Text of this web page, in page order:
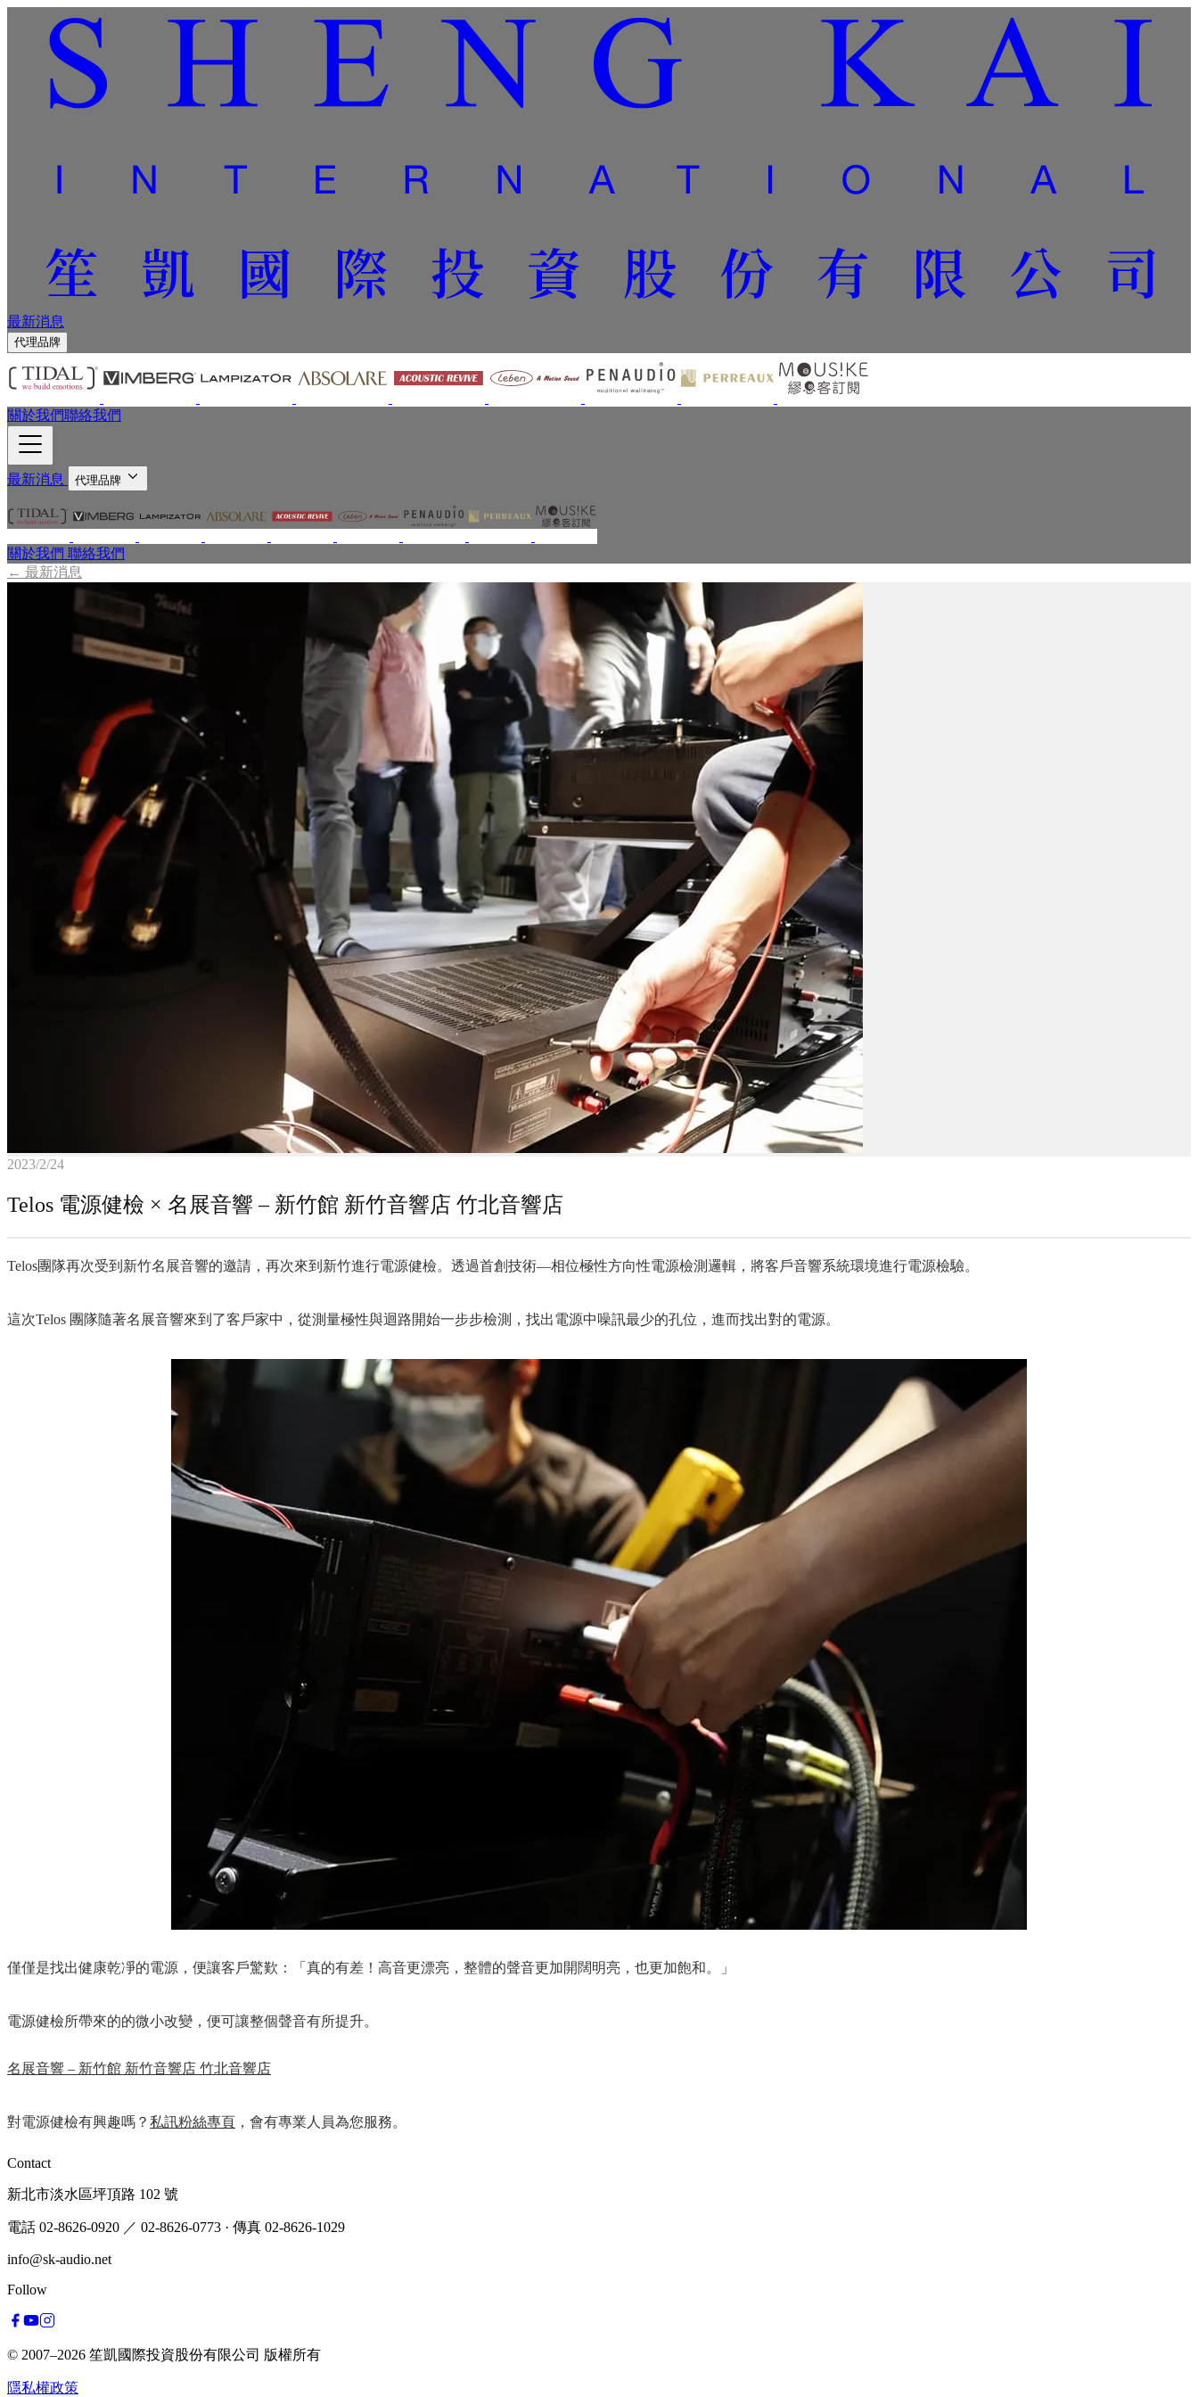
最新消息
代理品牌
關於我們聯絡我們
最新消息 代理品牌
關於我們 聯絡我們
← 最新消息
2023/2/24
Telos 電源健檢 × 名展音響 – 新竹館 新竹音響店 竹北音響店
Telos團隊再次受到新竹名展音響的邀請，再次來到新竹進行電源健檢。透過首創技術—相位極性方向性電源檢測邏輯，將客戶音響系統環境進行電源檢驗。
這次Telos 團隊隨著名展音響來到了客戶家中，從測量極性與迴路開始一步步檢測，找出電源中噪訊最少的孔位，進而找出對的電源。
僅僅是找出健康乾凈的電源，便讓客戶驚歎：「真的有差！高音更漂亮，整體的聲音更加開闊明亮，也更加飽和。」
電源健檢所帶來的的微小改變，便可讓整個聲音有所提升。
名展音響 – 新竹館 新竹音響店 竹北音響店
對電源健檢有興趣嗎？ 私訊粉絲專頁 ，會有專業人員為您服務。
Contact
新北市淡水區坪頂路 102 號
電話 02-8626-0920 ／ 02-8626-0773 · 傳真 02-8626-1029
info@sk-audio.net
Follow
© 2007–2026 笙凱國際投資股份有限公司 版權所有
隱私權政策